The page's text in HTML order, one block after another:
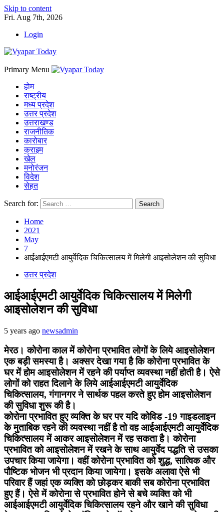
Skip to content
Fri. Aug 7th, 2026
Login
Primary Menu
होम
राष्ट्रीय
मध्य प्रदेश
उत्तर प्रदेश
उत्तराखण्ड
राजनीतिक
कारोबार
क्राइम
खेल
मनोरंजन
विदेश
सेहत
Search for:
Home
2021
May
7
आईआईएमटी आयुर्वेदिक चिकित्सालय में मिलेगी आइसोलेशन की सुविधा
उत्तर प्रदेश
आईआईएमटी आयुर्वेदिक चिकित्सालय में मिलेगी
आइसोलेशन की सुविधा
5 years ago newsadmin
मेरठ। कोरोना काल में कोरोना प्रभावित लोगों के लिये आइसोलेशन
एक बड़ी समस्या है। अक्सर देखा गया है कि कोरोना प्रभावित के
घर में होम आइसोलेशन में रहने की पर्याप्त व्यवस्था नहीं होती है। ऐसे
लोगों को राहत दिलाने के लिये आईआईएमटी आयुर्वेदिक
चिकित्सालय, गंगानगर ने सार्थक पहल करते हुए होम आइसोलेशन
की सुविधा शुरू की है।
कोरोना प्रभावित हुए व्यक्ति के घर पर यदि कोविड -19 गाइडलाइन
के मुताबिक रहने की व्यवस्था नहीं है तो वह आईआईएमटी आयुर्वेदिक
चिकित्सालय में आकर आइसोलेशन में रह सकता है। कोरोना
प्रभावित को आइसोलेशन में रखने के साथ आयुर्वेद पद्धति से उसका
उपचार किया जायेगा। वहीं कोरोना प्रभावित को शुद्ध, सात्विक और
पौष्टिक भोजन भी प्रदान किया जायेगा। इसके अलावा ऐसे भी
परिवार हैं जहां एक व्यक्ति को छोड़कर बाकी सब कोरोना प्रभावित
हुए हैं। ऐसे में कोरोना से प्रभावित होने से बचे व्यक्ति को भी
आईआईएमटी आयुर्वेदिक चिकित्सालय रहने और खाने की सुविधा